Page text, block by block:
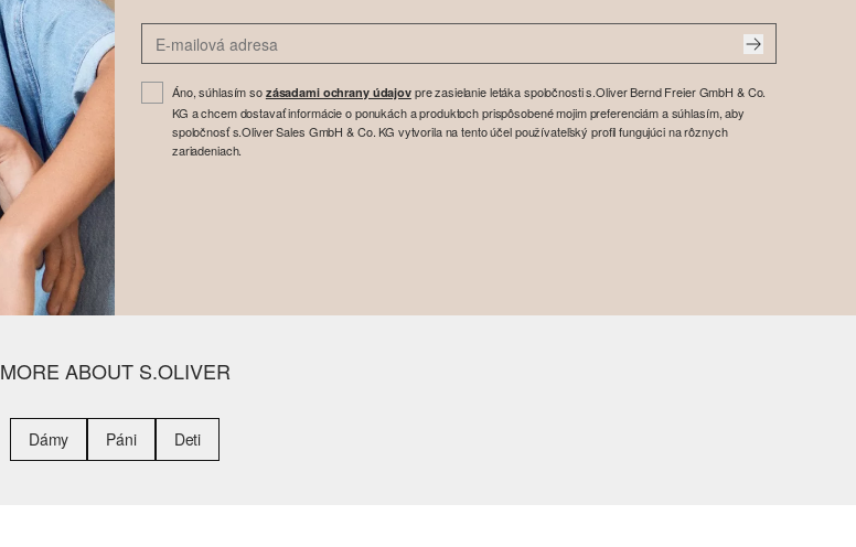
Áno, súhlasím so zásadami ochrany údajovpre zasielanie letáka spoločnosti s.Oliver Bernd Freier GmbH & Co.
KG a chcem dostavať informácie o ponukách a produktoch prispôsobené mojim preferenciám a súhlasím, aby
spoločnosť s.Oliver Sales GmbH & Co. KG vytvorila na tento účel používateľský profil fungujúci na rôznych
zariadeniach.
MORE ABOUT S.OLIVER
Dámy Páni Deti